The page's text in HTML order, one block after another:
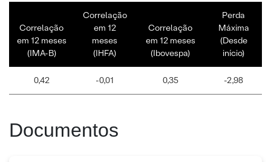
Correlação
em 12 meses
(IMA-B)
Correlação
em 12
meses
(IHFA)
Correlação
em 12 meses
(Ibovespa)
Perda
Máxima
(Desde
início)
0,42 -0,01 0,35 -2,98
Documentos